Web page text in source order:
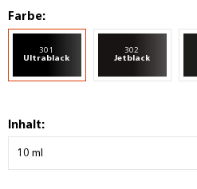
Farbe:
301
Ultrablack
302
Jetblack
Inhalt: